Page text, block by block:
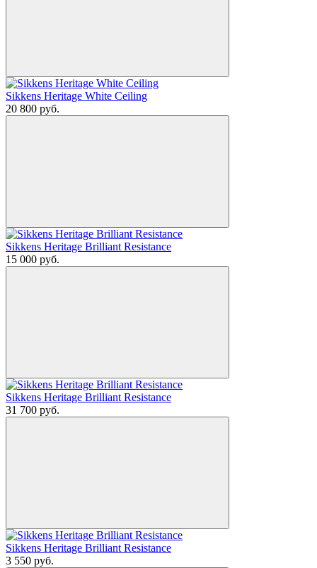
Sikkens Heritage White Ceiling
20 800 руб.
Sikkens Heritage Brilliant Resistance
15 000 руб.
Sikkens Heritage Brilliant Resistance
31 700 руб.
Sikkens Heritage Brilliant Resistance
3 550 руб.